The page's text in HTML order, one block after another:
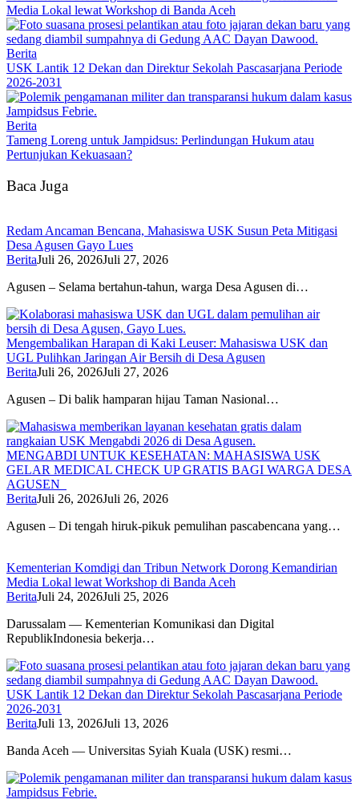
Media Lokal lewat Workshop di Banda Aceh
Berita
USK Lantik 12 Dekan dan Direktur Sekolah Pascasarjana Periode
2026-2031
Berita
Tameng Loreng untuk Jampidsus: Perlindungan Hukum atau
Pertunjukan Kekuasaan?
Baca Juga
Redam Ancaman Bencana, Mahasiswa USK Susun Peta Mitigasi
Desa Agusen Gayo Lues
BeritaJuli 26, 2026Juli 27, 2026
Agusen – Selama bertahun-tahun, warga Desa Agusen di…
Mengembalikan Harapan di Kaki Leuser: Mahasiswa USK dan
UGL Pulihkan Jaringan Air Bersih di Desa Agusen
BeritaJuli 26, 2026Juli 27, 2026
Agusen – Di balik hamparan hijau Taman Nasional…
MENGABDI UNTUK KESEHATAN: MAHASISWA USK
GELAR MEDICAL CHECK UP GRATIS BAGI WARGA DESA
AGUSEN
BeritaJuli 26, 2026Juli 26, 2026
Agusen – Di tengah hiruk-pikuk pemulihan pascabencana yang…
Kementerian Komdigi dan Tribun Network Dorong Kemandirian
Media Lokal lewat Workshop di Banda Aceh
BeritaJuli 24, 2026Juli 25, 2026
Darussalam — Kementerian Komunikasi dan Digital
RepublikIndonesia bekerja…
USK Lantik 12 Dekan dan Direktur Sekolah Pascasarjana Periode
2026-2031
BeritaJuli 13, 2026Juli 13, 2026
Banda Aceh — Universitas Syiah Kuala (USK) resmi…